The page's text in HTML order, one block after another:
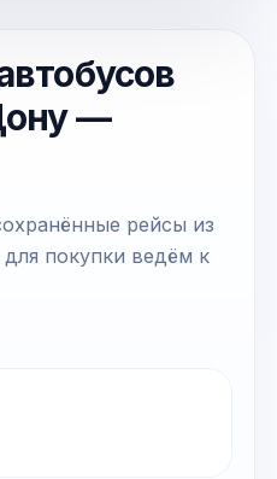
—
рейсы из
покупки ведём к